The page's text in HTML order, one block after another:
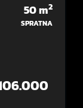
50m2
SPRATNA